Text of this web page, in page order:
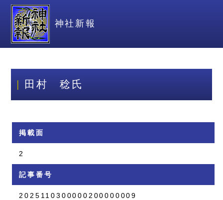
神社新報
田村 稔氏
掲載面
2
記事番号
2025110300000200000009